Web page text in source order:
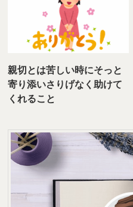
親切とは苦しい時にそっと
寄り添いさりげなく助けて
くれること